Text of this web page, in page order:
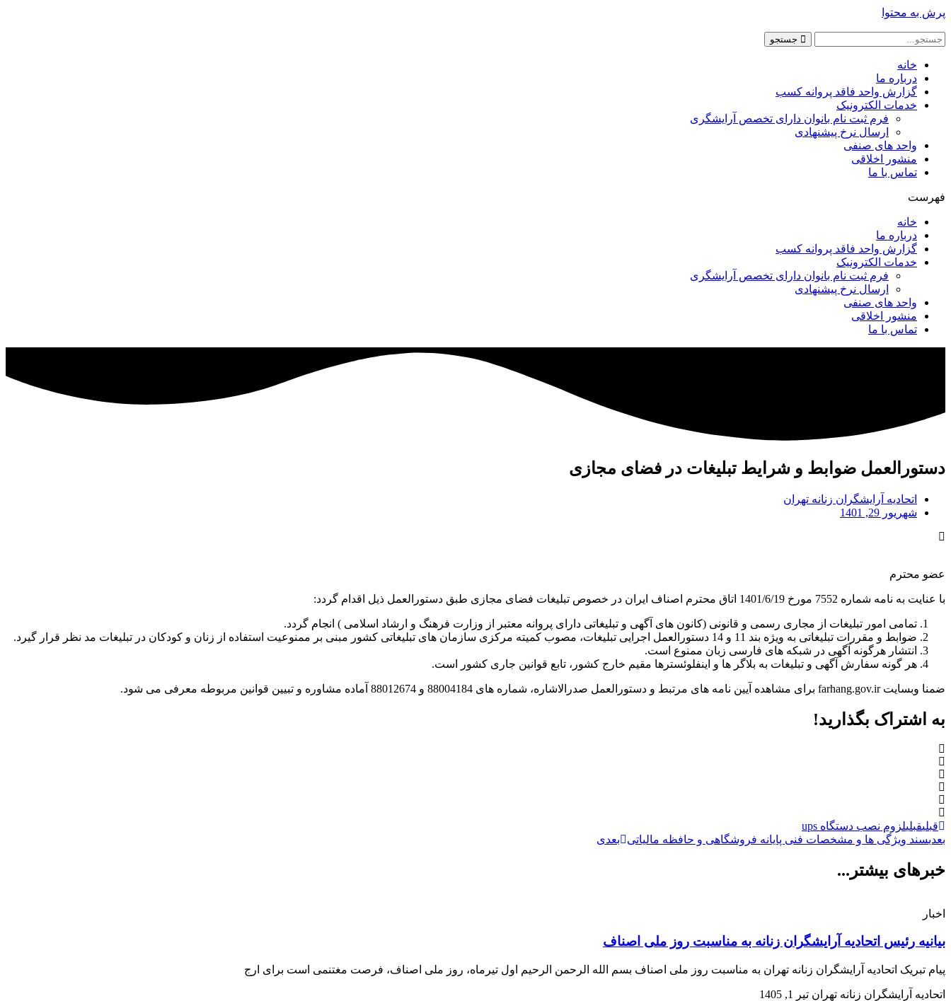
پرش به محتوا
جستجو
خانه
درباره ما
گزارش واحد فاقد پروانه کسب
خدمات الکترونیک
فرم ثبت نام بانوان دارای تخصص آرایشگری
ارسال نرخ پیشنهادی
واحد های صنفی
منشور اخلاقی
تماس با ما
فهرست
خانه
درباره ما
گزارش واحد فاقد پروانه کسب
خدمات الکترونیک
فرم ثبت نام بانوان دارای تخصص آرایشگری
ارسال نرخ پیشنهادی
واحد های صنفی
منشور اخلاقی
تماس با ما
دستورالعمل ضوابط و شرایط تبلیغات در فضای مجازی
اتحادیه آرایشگران زنانه تهران
شهریور 29, 1401
عضو محترم
با عنایت به نامه شماره 7552 مورخ 1401/6/19 اتاق محترم اصناف ایران در خصوص تبلیغات فضای مجازی طبق دستورالعمل ذیل اقدام گردد:
تمامی امور تبلیغات از مجاری رسمی و قانونی (کانون های آگهی و تبلیغاتی دارای پروانه معتبر از وزارت فرهنگ و ارشاد اسلامی ) انجام گردد.
ضوابط و مقررات تبلیغاتی به ویژه بند 11 و 14 دستورالعمل اجرایی تبلیغات، مصوب کمیته مرکزی سازمان های تبلیغاتی کشور مبنی بر ممنوعیت استفاده از زنان و کودکان در تبلیغات مد نظر قرار گیرد.
انتشار هرگونه آگهی در شبکه های فارسی زبان ممنوع است.
هر گونه سفارش آگهی و تبلیغات به بلاگر ها و اینفلوئسترها مقیم خارج کشور، تابع قوانین جاری کشور است.
ضمنا وبسایت farhang.gov.ir برای مشاهده آیین نامه های مرتبط و دستورالعمل صدرالاشاره، شماره های 88004184 و 88012674 آماده مشاوره و تبیین قوانین مربوطه معرفی می شود.
به اشتراک بگذارید!
قبلیقبلیلزوم نصب دستگاه ups
بعدیسند ویژگی ها و مشخصات فنی پایانه فروشگاهی و حافظه مالیاتی بعدی
خبرهای بیشتر...
اخبار
بیانیه رئیس اتحادیه آرایشگران زنانه به مناسبت روز ملی اصناف
پیام تبریک اتحادیه آرایشگران زنانه تهران به مناسبت روز ملی اصناف بسم الله الرحمن الرحیم اول تیرماه، روز ملی اصناف، فرصت مغتنمی است برای ارج
اتحادیه آرایشگران زنانه تهران تیر 1, 1405